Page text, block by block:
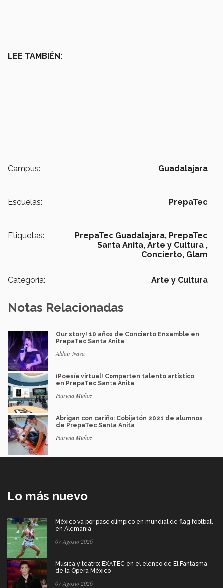
LEE TAMBIÉN:
Campus: Guadalajara
Escuelas: PrepaTec
Etiquetas: PrepaTec Guadalajara, PrepaTec
Santa Anita, Arte y Cultura ,
Concierto, Glam
Categoría: Arte y Cultura
Notas Relacionadas
Our story! 10 años de Concierto Ensamble en
PrepaTec Santa Anita
Aldair Nava
¡Poesía virtual! Comparten talento artístico
en PrepaTec Santa Anita
Patricia Muñoz
Abrigan con cariño: Cobijatón 2021 de alumnos
de PrepaTec Santa Anita
Patricia Muñoz
Lo más nuevo
México va por pase olímpico en mundial de flag football
en Alemania
07 Agosto 2026
Música y teatro: EXATEC en el elenco de El Fantasma
de la Ópera México
07 Agosto 2026